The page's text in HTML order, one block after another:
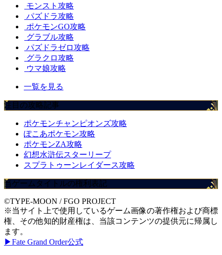
モンスト攻略
パズドラ攻略
ポケモンGO攻略
グラブル攻略
パズドラゼロ攻略
グラクロ攻略
ウマ娘攻略
一覧を見る
注目の攻略記事
ポケモンチャンピオンズ攻略
ぽこあポケモン攻略
ポケモンZA攻略
幻想水滸伝スターリープ
スプラトゥーンレイダース攻略
当ゲームタイトルの権利表記
©TYPE-MOON / FGO PROJECT
※当サイト上で使用しているゲーム画像の著作権および商標
権、その他知的財産権は、当該コンテンツの提供元に帰属し
ます。
▶Fate Grand Order公式